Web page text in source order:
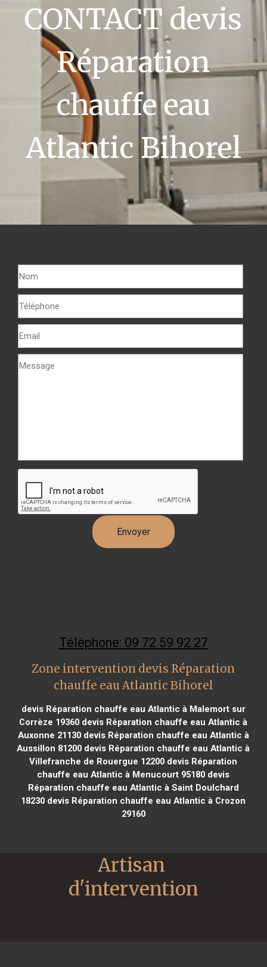
CONTACT devis
Réparation
chauffe eau
Atlantic Bihorel
Téléphone: 09 72 59 92 27
Zone intervention devis Réparation
chauffe eau Atlantic Bihorel
devis Réparation chauffe eau Atlantic à Malemort sur
Corrèze 19360 devis Réparation chauffe eau Atlantic à
Auxonne 21130devis Réparation chauffe eau Atlantic à
Aussillon 81200 devis Réparation chauffe eau Atlantic à
Villefranche de Rouergue 12200 devis Réparation
chauffe eau Atlantic à Menucourt 95180 devis
Réparation chauffe eau Atlantic à Saint Doulchard
18230 devis Réparation chauffe eau Atlantic à Crozon
29160
Artisan
d'intervention